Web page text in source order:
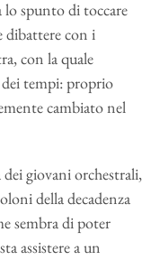
lo spunto di toccare
dibattere con i
con la quale
tempi: proprio
cambiato nel
giovani orchestrali,
della decadenza
sembra di poter
assistere a un